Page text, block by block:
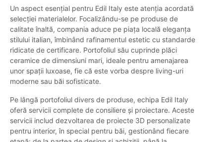
Un aspect esențial pentru Edil Italy este atenția acordată
selecției materialelor. Focalizându-se pe produse de
calitate înaltă, compania aduce pe piața locală eleganța
stilului italian, îmbinând rafinamentul estetic cu standarde
ridicate de certificare. Portofoliul său cuprinde plăci
ceramice de dimensiuni mari, ideale pentru amenajarea
unor spații luxoase, fie că este vorba despre living-uri
moderne sau băi sofisticate.
Pe lângă portofoliul divers de produse, echipa Edil Italy
oferă servicii complete de consiliere și proiectare. Aceste
servicii includ dezvoltarea de proiecte 3D personalizate
pentru interior, în special pentru băi, gestionând fiecare